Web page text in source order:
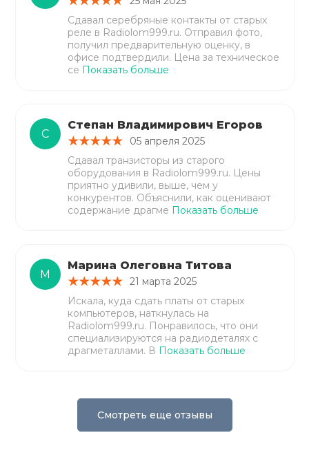
Сдавал серебряные контакты от старых
реле в Radiolom999.ru. Отправил фото,
получил предварительную оценку, в
офисе подтвердили. Цена за техническое
се Показать больше
С
Степан Владимирович Егоров
05 апреля 2025
Сдавал транзисторы из старого
оборудования в Radiolom999.ru. Цены
приятно удивили, выше, чем у
конкурентов. Объяснили, как оценивают
содержание драгме Показать больше
М
Марина Олеговна Титова
21 марта 2025
Искала, куда сдать платы от старых
компьютеров, наткнулась на
Radiolom999.ru. Понравилось, что они
специализируются на радиодеталях с
драгметаллами. В Показать больше
Смотреть еще отзывы